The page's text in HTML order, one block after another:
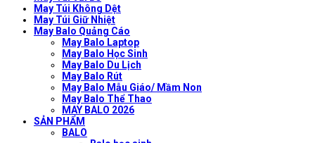
May Túi Không Dệt
May Túi Giữ Nhiệt
May Balo Quảng Cáo
May Balo Laptop
May Balo Học Sinh
May Balo Du Lịch
May Balo Rút
May Balo Mẫu Giáo/ Mầm Non
May Balo Thể Thao
MAY BALO 2026
SẢN PHẨM
BALO